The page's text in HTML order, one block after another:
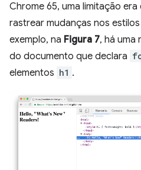
Chrome 65, uma limitação
rastrear mudanças nos
exemplo, na Figura 7, há uma
do documento que declara
elementos h1 .